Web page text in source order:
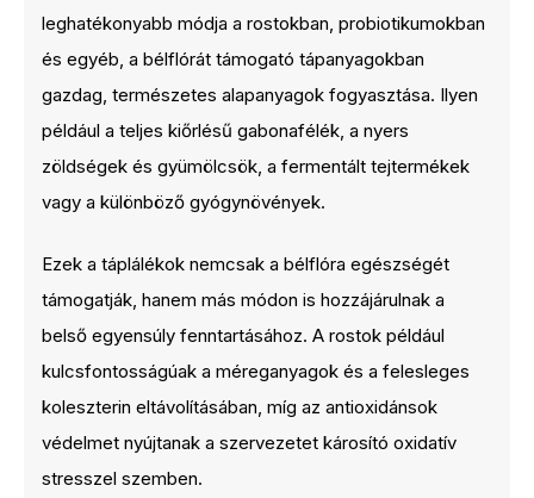
leghatékonyabb módja a rostokban, probiotikumokban
és egyéb, a bélflórát támogató tápanyagokban
gazdag, természetes alapanyagok fogyasztása. Ilyen
például a teljes kiőrlésű gabonafélék, a nyers
zöldségek és gyümölcsök, a fermentált tejtermékek
vagy a különböző gyógynövények.
Ezek a táplálékok nemcsak a bélflóra egészségét
támogatják, hanem más módon is hozzájárulnak a
belső egyensúly fenntartásához. A rostok például
kulcsfontosságúak a méreganyagok és a felesleges
koleszterin eltávolításában, míg az antioxidánsok
védelmet nyújtanak a szervezetet károsító oxidatív
stresszel szemben.